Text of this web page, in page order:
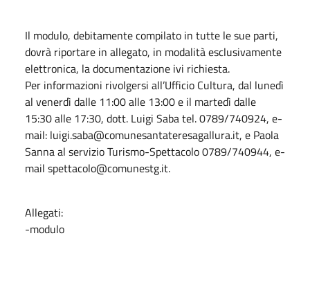
Il modulo, debitamente compilato in tutte le sue parti,
dovrà riportare in allegato, in modalità esclusivamente
elettronica, la documentazione ivi richiesta.
Per informazioni rivolgersi all’Ufficio Cultura, dal lunedì
al venerdì dalle 11:00 alle 13:00 e il martedì dalle
15:30 alle 17:30, dott. Luigi Saba tel. 0789/740924, e-
mail: luigi.saba@comunesantateresagallura.it, e Paola
Sanna al servizio Turismo-Spettacolo 0789/740944, e-
mail spettacolo@comunestg.it.
Allegati:
-modulo